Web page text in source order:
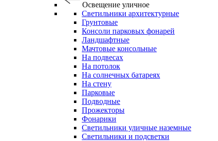
Освещение уличное
Светильники архитектурные
Грунтовые
Консоли парковых фонарей
Ландшафтные
Мачтовые консольные
На подвесах
На потолок
На солнечных батареях
На стену
Парковые
Подводные
Прожекторы
Фонарики
Светильники уличные наземные
Светильники и подсветки